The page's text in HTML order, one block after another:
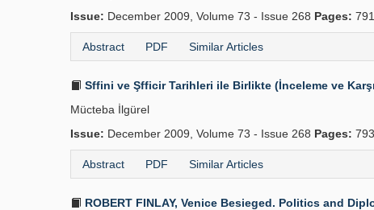
Issue: December 2009, Volume 73 - Issue 268 Pages:
Abstract PDF Similar Articles
Sffini ve Şfficir Tarihleri ile Birlikte (İnceleme ve
Mücteba İlgürel
Issue: December 2009, Volume 73 - Issue 268 Pages:
Abstract PDF Similar Articles
ROBERT FINLAY, Venice Besieged. Politics and